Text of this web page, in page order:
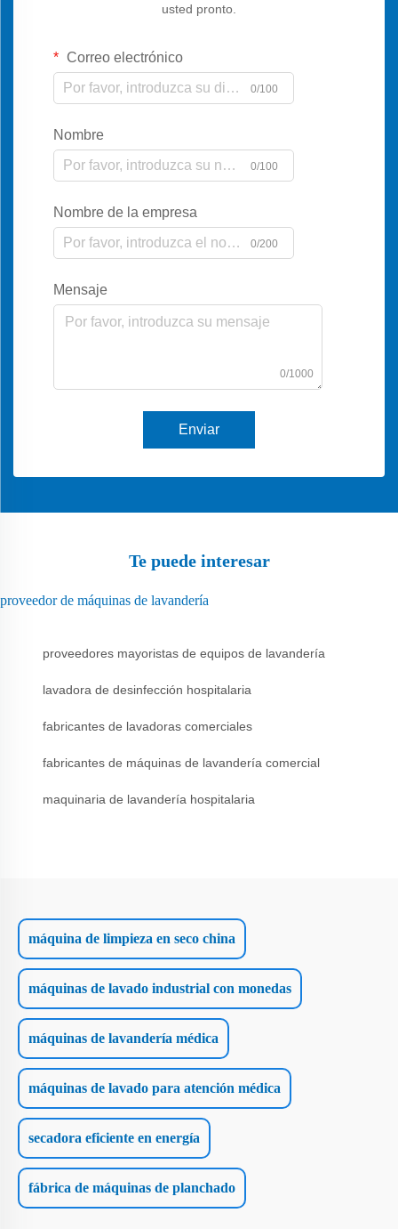
usted pronto.
Correo electrónico
0/100
Nombre
0/100
Nombre de la empresa
0/200
Mensaje
0/1000
Enviar
Te puede interesar
proveedor de máquinas de lavandería
proveedores mayoristas de equipos de lavandería
lavadora de desinfección hospitalaria
fabricantes de lavadoras comerciales
fabricantes de máquinas de lavandería comercial
maquinaria de lavandería hospitalaria
máquina de limpieza en seco china
máquinas de lavado industrial con monedas
máquinas de lavandería médica
máquinas de lavado para atención médica
secadora eficiente en energía
fábrica de máquinas de planchado